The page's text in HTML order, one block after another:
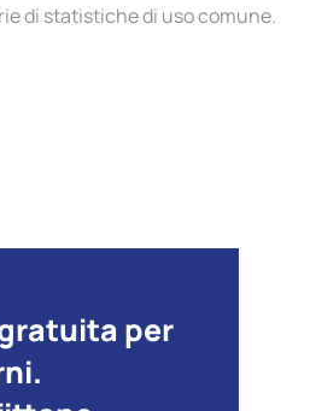
di statistiche di uso comune.
per